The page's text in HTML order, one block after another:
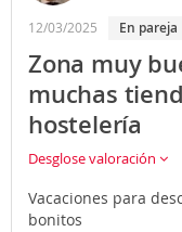
12/03/2025 En pareja
Zona muy
muchas
hostelería
Desglose valoración
Vacaciones para
bonitos